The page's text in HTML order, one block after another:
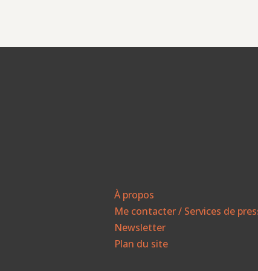
À propos
Me contacter / Services de
Newsletter
Plan du site